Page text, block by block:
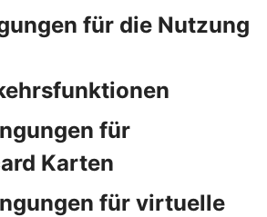
für die Nutzung
für
Karten
für virtuelle